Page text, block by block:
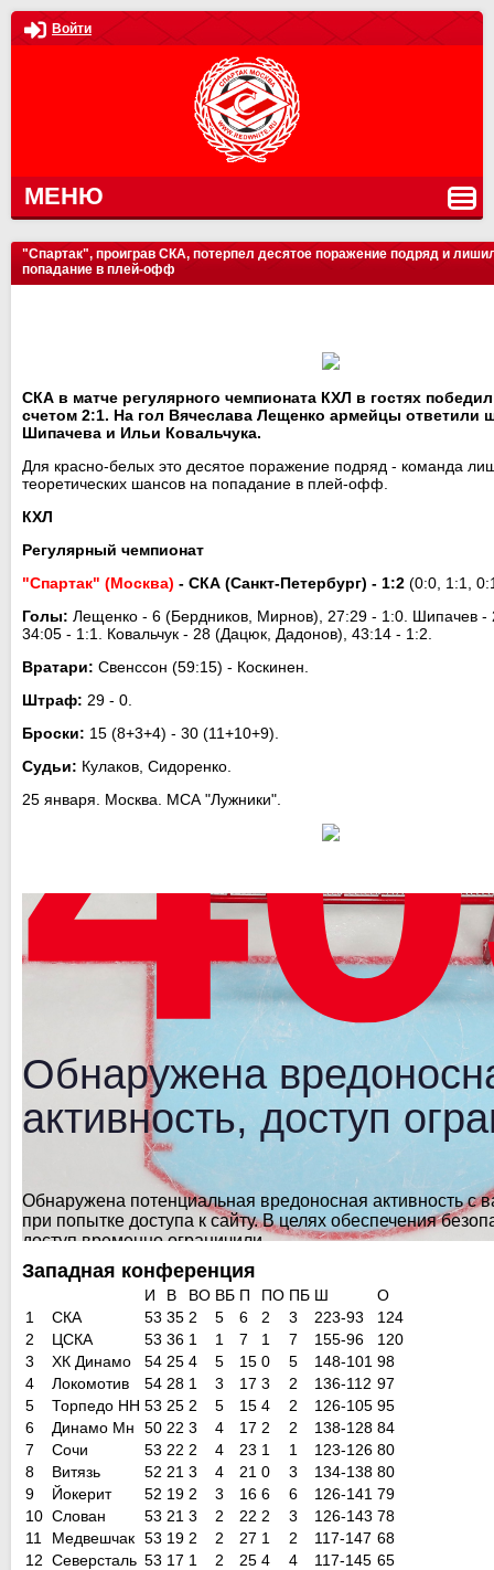
Войти
МЕНЮ
"Спартак", проиграв СКА, потерпел десятое поражение подряд и
попадание в плей-офф
СКА в матче регулярного чемпионата КХЛ в гостях
счетом 2:1. На гол Вячеслава Лещенко армейцы ответили
Шипачева и Ильи Ковальчука.
Для красно-белых это десятое поражение подряд - команда
теоретических шансов на попадание в плей-офф.
КХЛ
Регулярный чемпионат
"Спартак" (Москва) - СКА (Санкт-Петербург) - 1:2 (0:0, 1:1,
Голы: Лещенко - 6 (Бердников, Мирнов), 27:29 - 1:0. Шипачев -
34:05 - 1:1. Ковальчук - 28 (Дацюк, Дадонов), 43:14 - 1:2.
Вратари: Свенссон (59:15) - Коскинен.
Штраф: 29 - 0.
Броски: 15 (8+3+4) - 30 (11+10+9).
Судьи: Кулаков, Сидоренко.
25 января. Москва. МСА "Лужники".
Западная конференция
И В ВO ВБ П ПО ПБ Ш
О
1
СКА 53 35 2 5 6 2 3 223-93
124
2
ЦСКА 53 36 1 1 7 1 7 155-96
120
3
ХК Динамо 54 25 4 5 15 0 5 148-101 98
4
Локомотив 54 28 1 3 17 3 2 136-112 97
5
Торпедо НН 53 25 2 5 15 4 2 126-105 95
6
Динамо Мн 50 22 3 4 17 2 2 138-128 84
7
Сочи 53 22 2 4 23 1 1 123-126 80
8
Витязь 52 21 3 4 21 0 3 134-138 80
9
Йокерит 52 19 2 3 16 6 6 126-141 79
10 Слован 53 21 3 2 22 2 3 126-143 78
11
Медвешчак 53 19 2 2 27 1 2 117-147 68
12 Северсталь 53 17 1 2 25 4 4 117-145 65